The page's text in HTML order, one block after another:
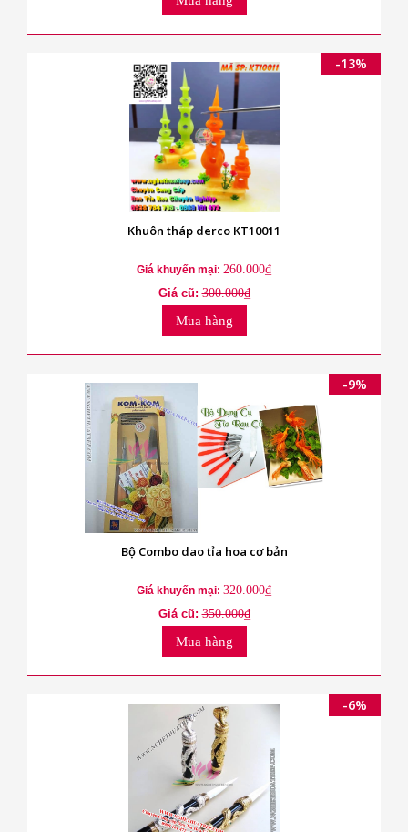
-13%
Khuôn tháp derco KT10011
Giá khuyến mại: 260.000₫
Giá cũ:300.000₫
Mua hàng
-9%
Bộ Combo dao tỉa hoa cơ bản
Giá khuyến mại: 320.000₫
Giá cũ:350.000₫
Mua hàng
-6%